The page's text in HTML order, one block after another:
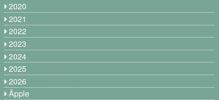
2020
2021
2022
2023
2024
2025
2026
Äpple